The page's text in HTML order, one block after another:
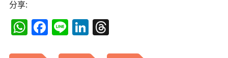
分享:
WhatsApp
Facebook
LineLinkedIn